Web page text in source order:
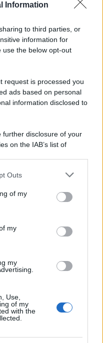
Information
to third parties, or
information for
use the below opt-out
request is processed you
ads based on personal
information disclosed to
further disclosure of your
on the IAB’s list of
by us to third parties
one or more Google
information including but
You may click to
its third-party tags to
Outs
of my
my
my
Use,
of my
with the
sangue: uomo accoltellato
dell'energia elettrica,